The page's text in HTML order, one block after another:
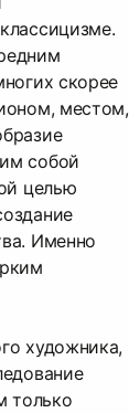
скорее
местом,
собой
целью
Именно
художника,
только